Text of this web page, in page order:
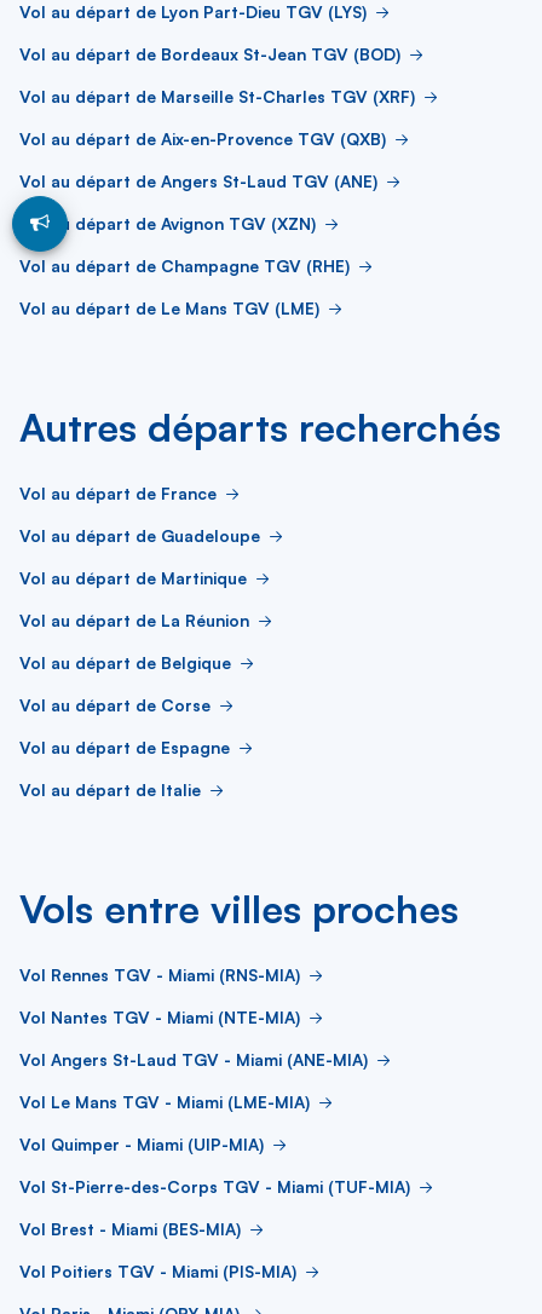
Vol au départ de Lyon Part-Dieu TGV (LYS)
Vol au départ de Bordeaux St-Jean TGV (BOD)
Vol au départ de Marseille St-Charles TGV (XRF)
Vol au départ de Aix-en-Provence TGV (QXB)
Vol au départ de Angers St-Laud TGV (ANE)
Vol au départ de Avignon TGV (XZN)
Vol au départ de Champagne TGV (RHE)
Vol au départ de Le Mans TGV (LME)
Autres départs recherchés
Vol au départ de France
Vol au départ de Guadeloupe
Vol au départ de Martinique
Vol au départ de La Réunion
Vol au départ de Belgique
Vol au départ de Corse
Vol au départ de Espagne
Vol au départ de Italie
Vols entre villes proches
Vol Rennes TGV - Miami (RNS-MIA)
Vol Nantes TGV - Miami (NTE-MIA)
Vol Angers St-Laud TGV - Miami (ANE-MIA)
Vol Le Mans TGV - Miami (LME-MIA)
Vol Quimper - Miami (UIP-MIA)
Vol St-Pierre-des-Corps TGV - Miami (TUF-MIA)
Vol Brest - Miami (BES-MIA)
Vol Poitiers TGV - Miami (PIS-MIA)